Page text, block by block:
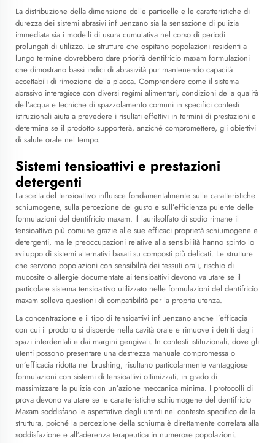
La distribuzione della dimensione delle particelle e le caratteristiche di
durezza dei sistemi abrasivi influenzano sia la sensazione di pulizia
immediata sia i modelli di usura cumulativa nel corso di periodi
prolungati di utilizzo. Le strutture che ospitano popolazioni residenti a
lungo termine dovrebbero dare priorità dentifricio maxam formulazioni
che dimostrano bassi indici di abrasività pur mantenendo capacità
accettabili di rimozione della placca. Comprendere come il sistema
abrasivo interagisce con diversi regimi alimentari, condizioni della qualità
dell’acqua e tecniche di spazzolamento comuni in specifici contesti
istituzionali aiuta a prevedere i risultati effettivi in termini di prestazioni e
determina se il prodotto supporterà, anziché compromettere, gli obiettivi
di salute orale nel tempo.
Sistemi tensioattivi e prestazioni
detergenti
La scelta del tensioattivo influisce fondamentalmente sulle caratteristiche
schiumogene, sulla percezione del gusto e sull’efficienza pulente delle
formulazioni del dentifricio maxam. Il laurilsolfato di sodio rimane il
tensioattivo più comune grazie alle sue efficaci proprietà schiumogene e
detergenti, ma le preoccupazioni relative alla sensibilità hanno spinto lo
sviluppo di sistemi alternativi basati su composti più delicati. Le strutture
che servono popolazioni con sensibilità dei tessuti orali, rischio di
mucosite o allergie documentate ai tensioattivi devono valutare se il
particolare sistema tensioattivo utilizzato nelle formulazioni del dentifricio
maxam solleva questioni di compatibilità per la propria utenza.
La concentrazione e il tipo di tensioattivi influenzano anche l’efficacia
con cui il prodotto si disperde nella cavità orale e rimuove i detriti dagli
spazi interdentali e dai margini gengivali. In contesti istituzionali, dove gli
utenti possono presentare una destrezza manuale compromessa o
un’efficacia ridotta nel brushing, risultano particolarmente vantaggiose
formulazioni con sistemi di tensioattivi ottimizzati, in grado di
massimizzare la pulizia con un’azione meccanica minima. I protocolli di
prova devono valutare se le caratteristiche schiumogene del dentifricio
Maxam soddisfano le aspettative degli utenti nel contesto specifico della
struttura, poiché la percezione della schiuma è direttamente correlata alla
soddisfazione e all’aderenza terapeutica in numerose popolazioni.